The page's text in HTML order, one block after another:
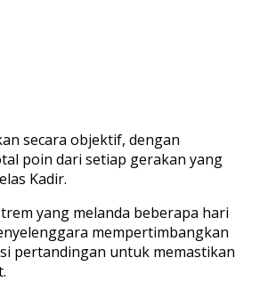
secara objektif, dengan
poin dari setiap gerakan yang
Kadir.
yang melanda beberapa hari
mempertimbangkan
pertandingan untuk memastikan